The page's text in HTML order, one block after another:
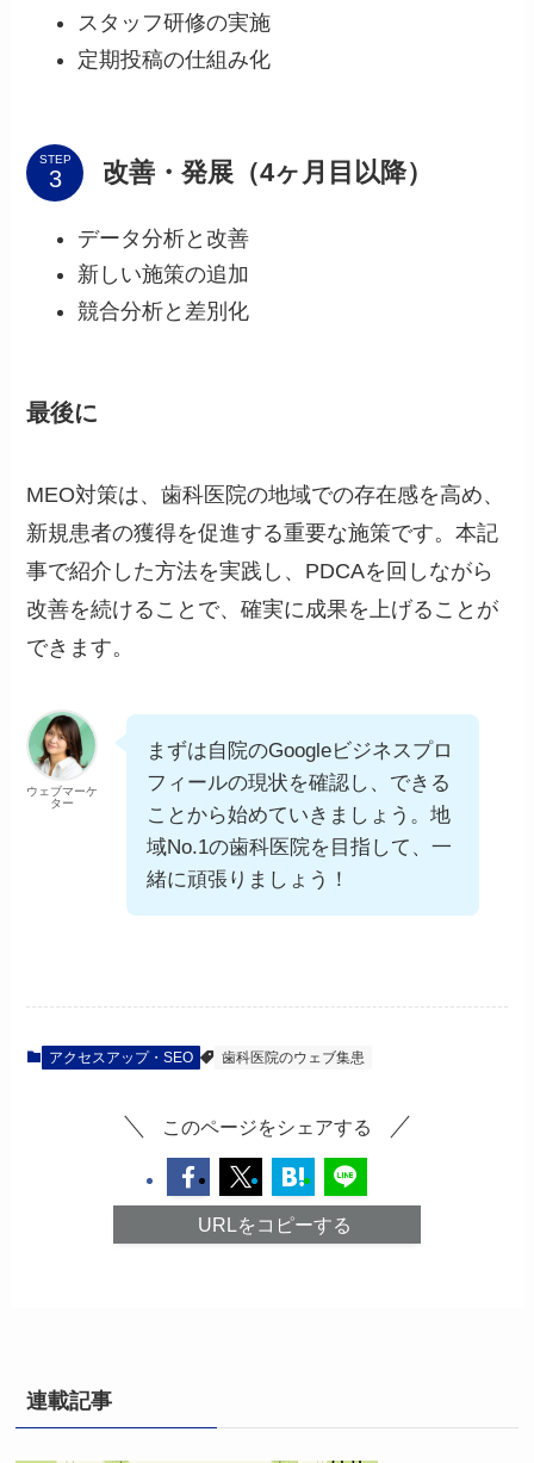
スタッフ研修の実施
定期投稿の仕組み化
STEP 改善・発展（4ヶ月目以降）
データ分析と改善
新しい施策の追加
競合分析と差別化
最後に
MEO対策は、歯科医院の地域での存在感を高め、
新規患者の獲得を促進する重要な施策です。本記
事で紹介した方法を実践し、PDCAを回しながら
改善を続けることで、確実に成果を上げることが
できます。
ウェブマーケ
ター
まずは自院のGoogleビジネスプロ
フィールの現状を確認し、できる
ことから始めていきましょう。地
域No.1の歯科医院を目指して、一
緒に頑張りましょう！
アクセスアップ・SEO 歯科医院のウェブ集患
このページをシェアする
URLをコピーする
連載記事